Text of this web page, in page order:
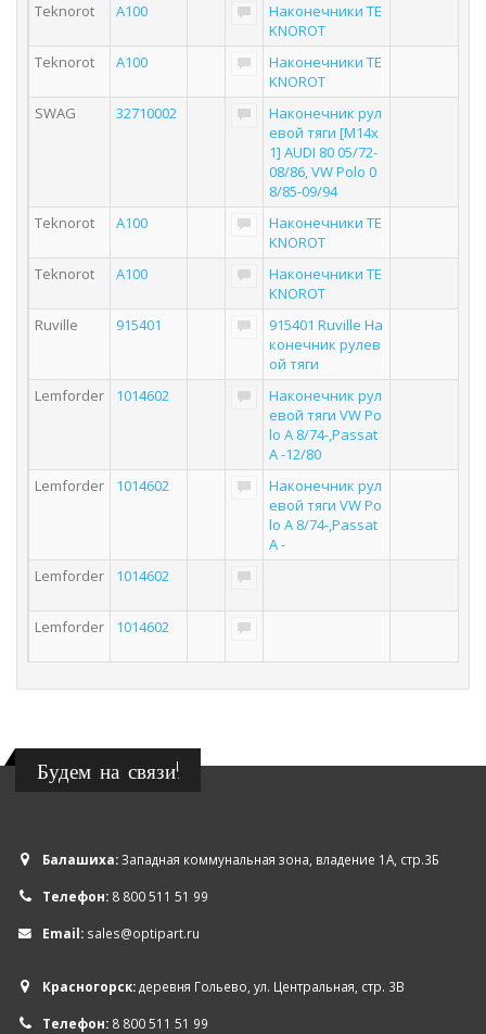
Teknorot
A100
Наконечники TE
KNOROT
Teknorot
A100
Наконечники TE
KNOROT
SWAG
32710002
Наконечник рул
евой тяги [M14x
1] AUDI 80 05/72-
08/86, VW Polo 0
8/85-09/94
Teknorot
A100
Наконечники TE
KNOROT
Teknorot
A100
Наконечники TE
KNOROT
Ruville
915401
915401 Ruville На
конечник рулев
ой тяги
Lemforder
1014602
Наконечник рул
евой тяги VW Po
lo A 8/74-,Passat
A -12/80
Lemforder
1014602
Наконечник рул
евой тяги VW Po
lo A 8/74-,Passat
A -
Lemforder
1014602
Lemforder 1014602
Будем на связи!
Балашиха:Западная коммунальная зона, владение 1А, стр.3Б
Телефон: 8 800 511 51 99
Email: sales@optipart.ru
Красногорск:деревня Гольево, ул. Центральная, стр. 3В
Телефон: 8 800 511 51 99